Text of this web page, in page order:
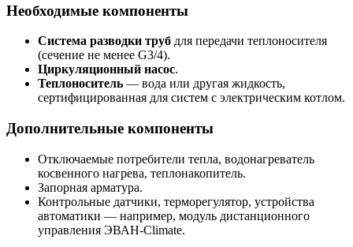
Необходимые компоненты
Система разводки труб для передачи теплоносителя
(сечение не менее G3/4).
Циркуляционный насос.
Теплоноситель — вода или другая жидкость,
сертифицированная для систем с электрическим котлом.
Дополнительные компоненты
Отключаемые потребители тепла, водонагреватель
косвенного нагрева, теплонакопитель.
Запорная арматура.
Контрольные датчики, терморегулятор, устройства
автоматики — например, модуль дистанционного
управления ЭВАН-Climate.